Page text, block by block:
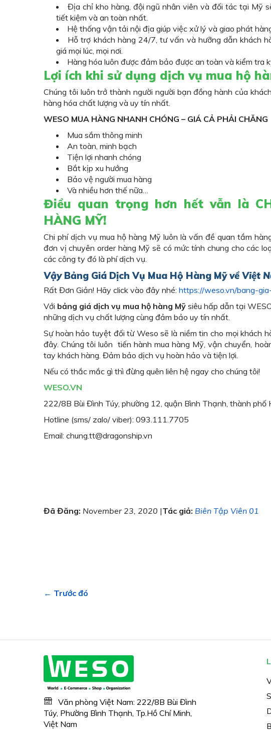
Địa chỉ kho hàng, đội ngũ nhân viên và đối tác tại Mỹ
tiết kiệm và an toàn nhất.
Hệ thống vận tải nội địa giúp việc xử lý và giao phát
Hỗ trợ khách hàng 24/7, tư vấn và hưỡng dẫn khách
giá mọi lúc, mọi nơi.
Hàng hóa luôn được đảm bảo được an toàn và kiểm tra
Lợi ích khi sử dụng dịch vụ mua hộ
Chúng tôi luôn trở thành người người bạn đồng hành của
hàng hóa chất lượng và uy tín nhất.
WESO MUA HÀNG NHANH CHÓNG – GIÁ CẢ PHẢI CHĂNG
Mua sắm thông minh
An toàn, minh bạch
Tiện lợi nhanh chóng
Bắt kịp xu hướng
Bảo vệ người mua hàng
Và nhiều hơn thế nữa…
Điều quan trọng hơn hết vẫn là
HÀNG MỸ!
Chi phí dịch vụ mua hộ hàng Mỹ luôn là vấn đề quan tầm
đơn vị chuyên order hàng Mỹ sẽ có mức tính chung cho các
các công ty đó là phí dịch vụ.
Vậy Bảng Giá Dịch Vụ Mua Hộ Hàng Mỹvề Việt
Rất Đơn Giản! Hãy click vào đây nhé: https://weso.vn/bang-
Với bảng giá dịch vụ mua hộ hàng Mỹ siêu hấp dẫn tại
những dịch vụ chất lượng cùng đảm bảo uy tín nhất.
Sự hoàn hảo tuyệt đối từ Weso sẽ là niềm tin cho mọi khách
đây. Chúng tôi luôn tiến hành mua hàng Mỹ, vận chuyển,
tay khách hàng. Đảm bảo dịch vụ hoàn hảo và tiện lợi.
Nếu có thắc mắc gì thì đừng quên liên hệ ngay cho chúng tôi!
WESO.VN
222/8B Bùi Đình Túy, phường 12, quận Bình Thạnh, thành phố
Hotline (sms/ zalo/ viber): 093.111.7705
Email: chung.tt@dragonship.vn
Đã Đăng: November 23, 2020 |Tác giả: Biên Tập Viên 01
← Trước đó
Văn phòng Việt Nam: 222/8B Bùi Đình
Túy, Phường Bình Thạnh, Tp.Hồ Chí Minh,
Việt Nam